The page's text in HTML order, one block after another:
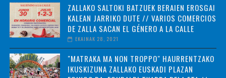
ZALLAKO SALTOKI BATZUEK BERAIEN EROSGAI
KALEAN JARRIKO DUTE // VARIOS COMERCIOS
DE ZALLA SACAN EL GÉNERO A LA CALLE
EKAINAK 28, 2021
"MATRAKA MA NON TROPPO" HAURRENTZAKO
IKUSKIZUNA ZALLAKO EUSKADI PLAZAN